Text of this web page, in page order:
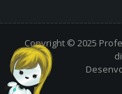
Copyright © 2025